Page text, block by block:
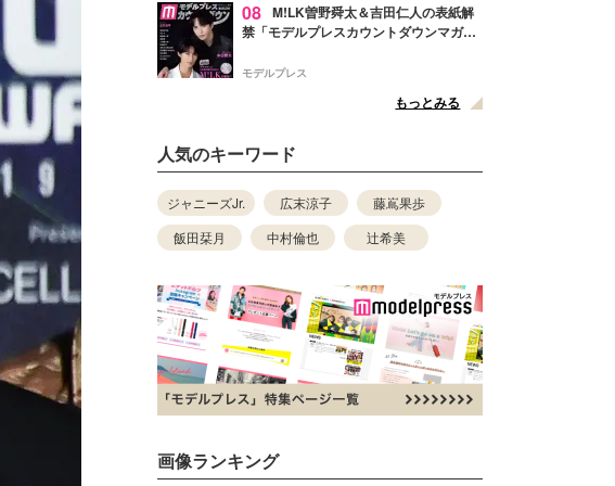
08 M!LK曽野舜太＆吉田仁人の表紙解
禁「モデルプレスカウントダウンマガジ
モデルプレス
もっとみる
人気のキーワード
ジャニーズJr. 広末涼子
藤嶌果歩
飯田栞月
中村倫也 辻希美
画像ランキング